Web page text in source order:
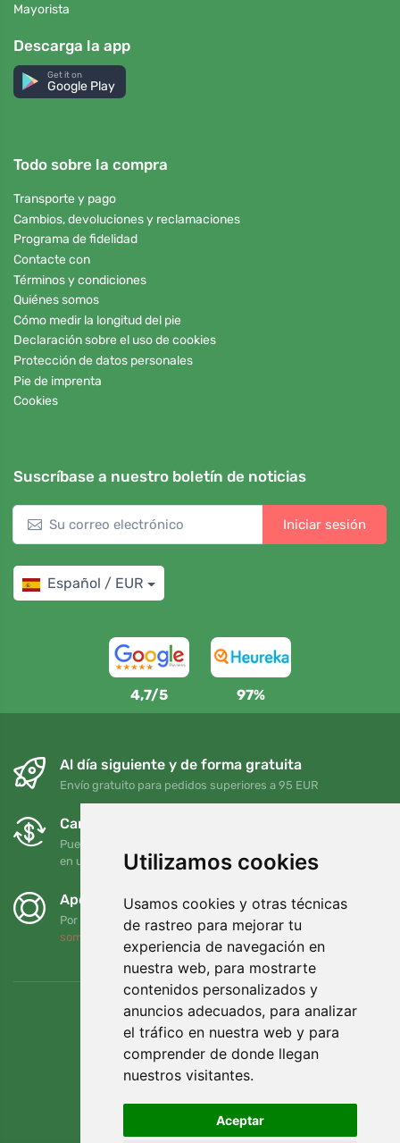
Utilizamos cookies
Usamos cookies y otras técnicas
de rastreo para mejorar tu
experiencia de navegación en
nuestra web, para mostrarte
contenidos personalizados y
anuncios adecuados, para analizar
el tráfico en nuestra web y para
comprender de donde llegan
nuestros visitantes.
Aceptar
Mayorista
Descarga la app
Get it on
Google Play
Todo sobre la compra
Transporte y pago
Cambios, devoluciones y reclamaciones
Programa de fidelidad
Contacte con
Términos y condiciones
Quiénes somos
Cómo medir la longitud del pie
Declaración sobre el uso de cookies
Protección de datos personales
Pie de imprenta
Cookies
Suscríbase a nuestro boletín de noticias
Iniciar sesión
Español / EUR
4,7/5 97%
Al día siguiente y de forma gratuita
Envío gratuito para pedidos superiores a 95 EUR
Cambios y devoluciones gratuitos
Puede devolver o cambiar su pedido en cualquier momento
en un plazo de 90 días
Apoyamos a Trees.org
Por cada pedido plantamos un árbol. Leer más
somos